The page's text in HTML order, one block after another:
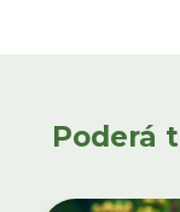
Poderá